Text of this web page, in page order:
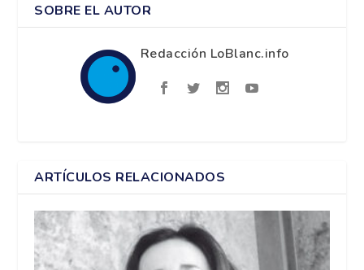
SOBRE EL AUTOR
Redacción LoBlanc.info
ARTÍCULOS RELACIONADOS